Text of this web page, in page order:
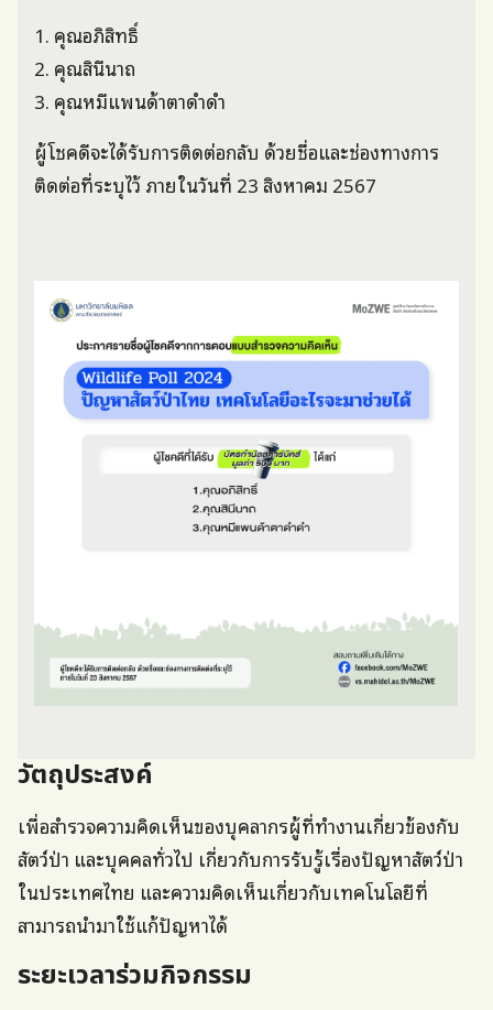
1. คุณอภิสิทธิ์
2. คุณสินีนาถ
3. คุณหมีแพนด้าตาดำดำ
ผู้โชคดีจะได้รับการติดต่อกลับ ด้วยชื่อและช่องทางการ
ติดต่อที่ระบุไว้ ภายในวันที่ 23 สิงหาคม 2567
วัตถุประสงค์
เพื่อสำรวจความคิดเห็นของบุคลากรผู้ที่ทำงานเกี่ยวข้องกับ
สัตว์ป่า และบุคคลทั่วไป เกี่ยวกับการรับรู้เรื่องปัญหาสัตว์ป่า
ในประเทศไทย และความคิดเห็นเกี่ยวกับเทคโนโลยีที่
สามารถนำมาใช้แก้ปัญหาได้
ระยะเวลาร่วมกิจกรรม